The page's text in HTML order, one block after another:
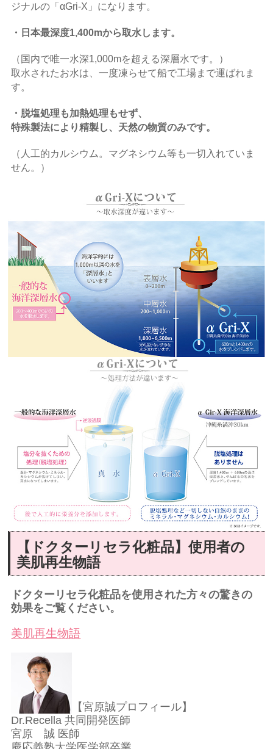
ジナルの「αGri-X」になります。
・日本最深度1,400mから取水します。
（国内で唯一水深1,000mを超える深層水です。）
取水されたお水は、一度凍らせて船で工場まで運ばれま
す。
・脱塩処理も加熱処理もせず、
特殊製法により精製し、天然の物質のみです。
（人工的カルシウム。マグネシウム等も一切入れていま
せん。）
【ドクターリセラ化粧品】使用者の
美肌再生物語
ドクターリセラ化粧品を使用された方々の驚きの
効果をご覧ください。
美肌再生物語
【宮原誠プロフィール】
Dr.Recella 共同開発医師
宮原 誠 医師